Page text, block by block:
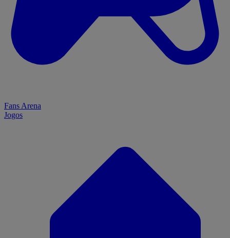
Fans Arena
Jogos